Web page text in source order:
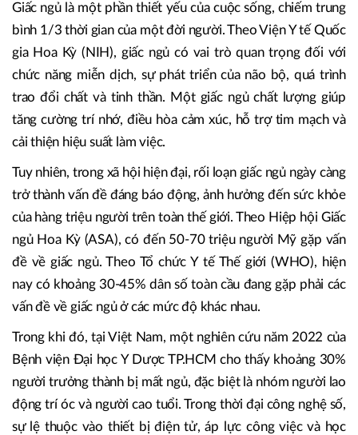
Giấc ngủ là một phần thiết yếu của cuộc sống, chiếm trung
bình 1/3 thời gian của một đời người. Theo Viện Y tế Quốc
gia Hoa Kỳ (NIH), giấc ngủ có vai trò quan trọng đối với
chức năng miễn dịch, sự phát triển của não bộ, quá trình
trao đổi chất và tinh thần. Một giấc ngủ chất lượng giúp
tăng cường trí nhớ, điều hòa cảm xúc, hỗ trợ tim mạch và
cải thiện hiệu suất làm việc.
Tuy nhiên, trong xã hội hiện đại, rối loạn giấc ngủ ngày càng
trở thành vấn đề đáng báo động, ảnh hưởng đến sức khỏe
của hàng triệu người trên toàn thế giới. Theo Hiệp hội Giấc
ngủ Hoa Kỳ (ASA), có đến 50-70 triệu người Mỹ gặp vấn
đề về giấc ngủ. Theo Tổ chức Y tế Thế giới (WHO), hiện
nay có khoảng 30-45% dân số toàn cầu đang gặp phải các
vấn đề về giấc ngủ ở các mức độ khác nhau.
Trong khi đó, tại Việt Nam, một nghiên cứu năm 2022 của
Bệnh viện Đại học Y Dược TP.HCM cho thấy khoảng 30%
người trưởng thành bị mất ngủ, đặc biệt là nhóm người lao
động trí óc và người cao tuổi. Trong thời đại công nghệ số,
sự lệ thuộc vào thiết bị điện tử, áp lực công việc và học